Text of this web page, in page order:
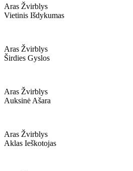
Aras Žvirblys
Vietinis Išdykumas
Aras Žvirblys
Širdies Gyslos
Aras Žvirblys
Auksinė Ašara
Aras Žvirblys
Aklas Ieškotojas